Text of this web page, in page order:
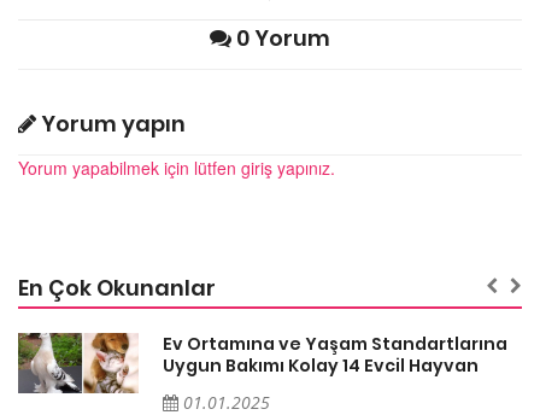
0 Yorum
Yorum yapın
Yorum yapabilmek için lütfen giriş yapınız.
En Çok Okunanlar
Ev Ortamına ve Yaşam Standartlarına
Uygun Bakımı Kolay 14 Evcil Hayvan
01.01.2025